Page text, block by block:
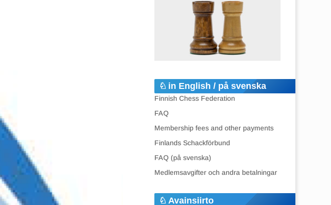
in English / på svenska
Finnish Chess Federation
FAQ
Membership fees and other payments
Finlands Schackförbund
FAQ (på svenska)
Medlemsavgifter och andra betalningar
Avainsiirto